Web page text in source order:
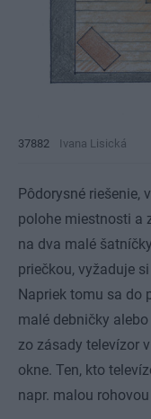
37882 Ivana Lisická
Pôdorysné riešenie,
polohe miestnosti a
na dva malé
priečkou, vyžaduje
Napriek tomu sa do
malé debničky
zo zásady televízor
okne. Ten, kto
napr. malou